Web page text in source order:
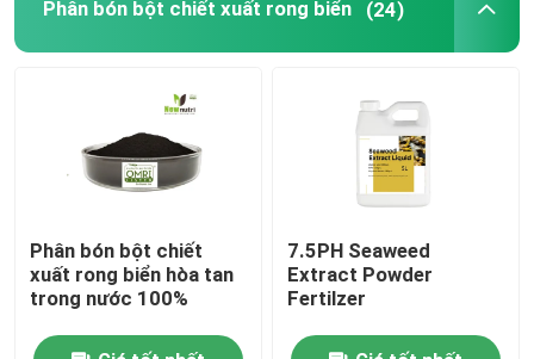
Phân bón bột chiết xuất rong biển (24)
Phân bón bột chiết
xuất rong biển hòa tan
trong nước 100%
7.5PH Seaweed
Extract Powder
Fertilzer